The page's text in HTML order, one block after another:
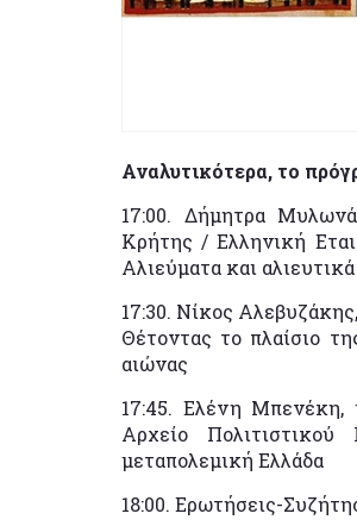
Αναλυτικότερα, το
17:00. Δήμητρα
Κρήτης / Ελληνική
Αλιεύματα και
17:30. Νίκος
Θέτοντας το πλαίσιο
αιώνας
17:45. Ελένη Μπενέκη,
Αρχείο Πολιτιστικού
μεταπολεμική Ελλάδα
18:00. Ερωτήσεις-